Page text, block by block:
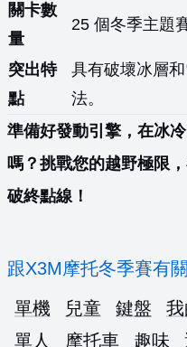
關卡數
量
25 個冬季主題
突出特
點
具有破壞冰層
法。
準備好發動引擎，在冰
嗎？挑戰您的越野極限
破終點線！
跟X3M摩托冬季賽有
單機
兒童 鍵盤
單人
摩托車 趣味